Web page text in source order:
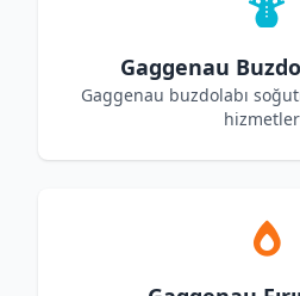
Gaggenau
Gaggenau buzdolabı